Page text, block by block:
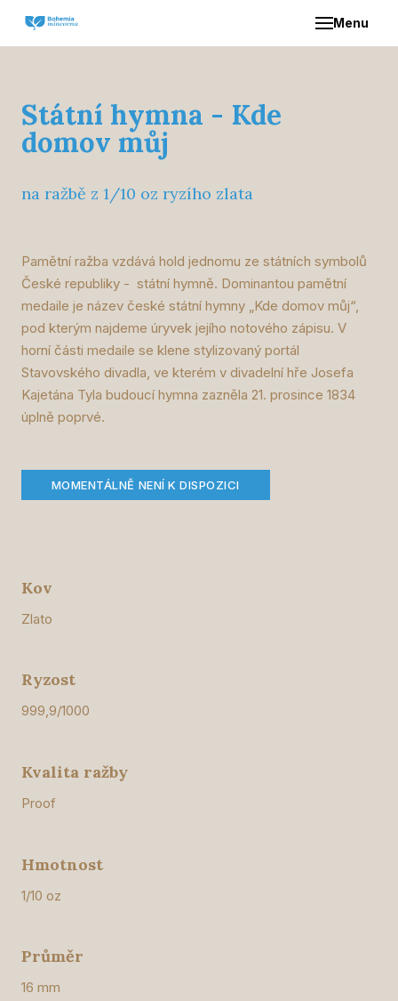
Menu
Státní hymna - Kde
domov můj
na ražbě z 1/10 oz ryzího zlata
Pamětní ražba vzdává hold jednomu ze státních symbolů
České republiky - státní hymně. Dominantou pamětní
medaile je název české státní hymny „Kde domov můj“,
pod kterým najdeme úryvek jejího notového zápisu. V
horní části medaile se klene stylizovaný portál
Stavovského divadla, ve kterém v divadelní hře Josefa
Kajetána Tyla budoucí hymna zazněla 21. prosince 1834
úplně poprvé.
MOMENTÁLNĚ NENÍ K DISPOZICI
Kov
Zlato
Ryzost
999,9/1000
Kvalita ražby
Proof
Hmotnost
1/10 oz
Průměr
16 mm